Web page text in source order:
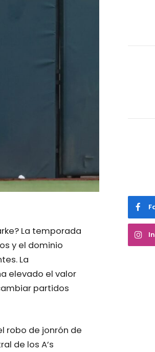
La temporada
y el dominio
La
elevado el valor
partidos
robo de jonrón de
de los A’s